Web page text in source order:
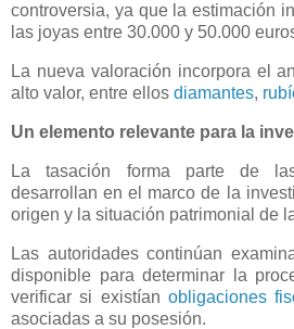
controversia, ya que la estimación
las joyas entre 30.000 y 50.000
La nueva valoración incorpora el
alto valor, entre ellos diamantes,
Un elemento relevante para la
La tasación forma parte de
desarrollan en el marco de la
origen y la situación patrimonial de
Las autoridades continúan
disponible para determinar la
verificar si existían obligaciones
asociadas a su posesión.